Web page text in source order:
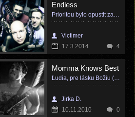
Endless
Prioritou bylo opustit zaběhané postupy, překonat se.
Victimer
17.3.2014
4
Momma Knows Best
Ľudia, pre lásku Božiu (akéhokoľvek vyznávate), začnite chodiť na koncerty.
Jirka D.
10.11.2010
0